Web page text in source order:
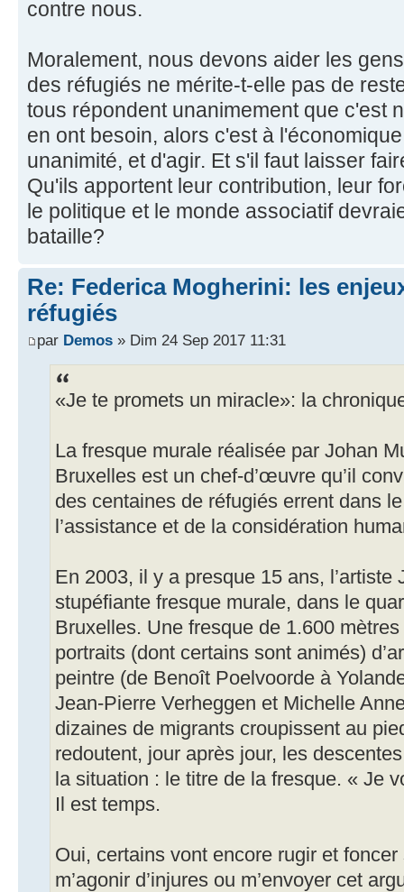
contre nous.
Moralement, nous devons aider les
des réfugiés ne mérite-t-elle pas de
tous répondent unanimement que c'est
en ont besoin, alors c'est à
unanimité, et d'agir. Et s'il faut laisser
Qu'ils apportent leur contribution, leur
le politique et le monde associatif
bataille?
Re: Federica Mogherini: les
réfugiés
par Demos » Dim 24 Sep 2017 11:31
«Je te promets un miracle»: la
La fresque murale réalisée par Johan
Bruxelles est un chef-d’œuvre qu’il
des centaines de réfugiés errent dans
l’assistance et de la considération
En 2003, il y a presque 15 ans,
stupéfiante fresque murale, dans le
Bruxelles. Une fresque de 1.600
portraits (dont certains sont animés)
peintre (de Benoît Poelvoorde à
Jean-Pierre Verheggen et Michelle
dizaines de migrants croupissent au
redoutent, jour après jour, les
la situation : le titre de la fresque. « Je
Il est temps.
Oui, certains vont encore rugir et
m’agonir d’injures ou m’envoyer cet